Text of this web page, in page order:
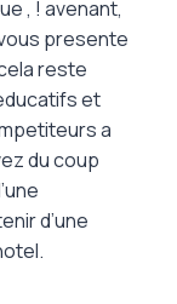
, ! avenant,
presente
reste
et
a
du coup
d’une